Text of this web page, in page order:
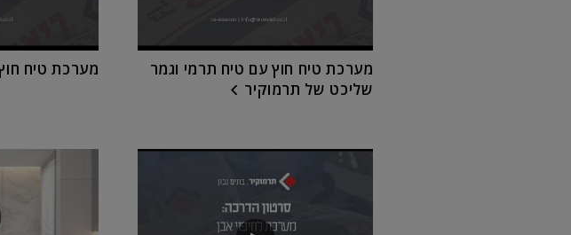
מערכת טיח חוץ עם טיח תרמי וגמר
שליכט של תרמוקיר
מערכת טיח